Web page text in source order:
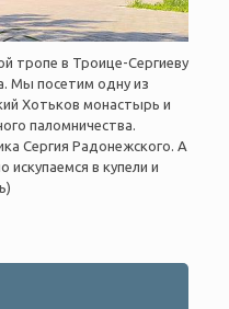
тропе в Троице-Сергиеву
Мы посетим одну из
Хотьков монастырь и
паломничества.
Сергия Радонежского. А
искупаемся в купели и